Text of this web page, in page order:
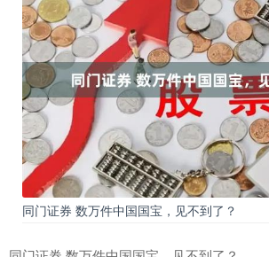
同门证券 数万件中国国宝，见不到了？